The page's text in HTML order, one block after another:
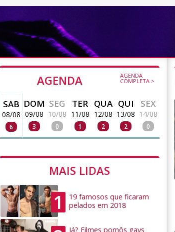
AGENDA AGENDA
COMPLETA >
SAB
08/08
6
DOM
09/08
3
SEG
10/08
0
TER
11/08
1
QUA
12/08
2
QUI
13/08
2
SEX
14/08
0
MAIS LIDAS
1
19 famosos que ficaram
pelados em 2018
Já? Filmes pornôs gays